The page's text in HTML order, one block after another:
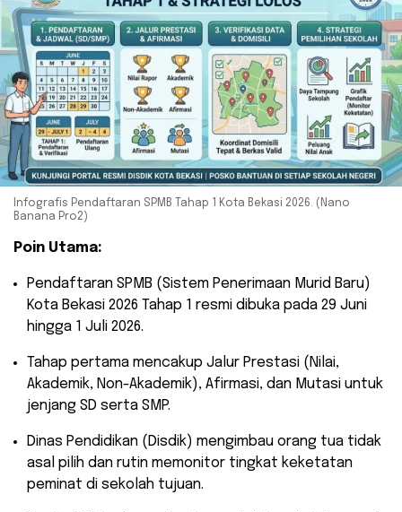
Infografis Pendaftaran SPMB Tahap 1 Kota Bekasi 2026. (Nano
Banana Pro2)
Poin Utama:
​Pendaftaran SPMB (Sistem Penerimaan Murid Baru)
Kota Bekasi 2026 Tahap 1 resmi dibuka pada 29 Juni
hingga 1 Juli 2026.
​Tahap pertama mencakup Jalur Prestasi (Nilai,
Akademik, Non-Akademik), Afirmasi, dan Mutasi untuk
jenjang SD serta SMP.
​Dinas Pendidikan (Disdik) mengimbau orang tua tidak
asal pilih dan rutin memonitor tingkat keketatan
peminat di sekolah tujuan.